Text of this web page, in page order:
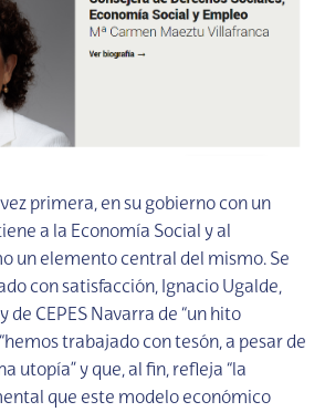
primera, en su gobierno con un
a la Economía Social y al
un elemento central del mismo. Se
con satisfacción, Ignacio Ugalde,
de CEPES Navarra de “un hito
trabajado con tesón, a pesar de
utopía” y que, al fin, refleja “la
que este modelo económico